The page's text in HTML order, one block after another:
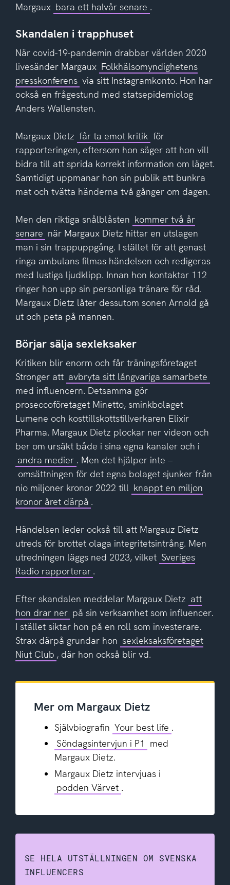
Margaux bara ett halvår senare .
Skandalen i trapphuset
När covid-19-pandemin drabbar världen 2020
livesänder Margaux Folkhälsomyndighetens
presskonferens via sitt Instagramkonto. Hon har
också en frågestund med statsepidemiolog
Anders Wallensten.
Margaux Dietz får ta emot kritik för
rapporteringen, eftersom hon säger att hon vill
bidra till att sprida korrekt information om läget.
Samtidigt uppmanar hon sin publik att bunkra
mat och tvätta händerna två gånger om dagen.
Men den riktiga snålblåsten kommer två år
senare när Margaux Dietz hittar en utslagen
man i sin trappuppgång. I stället för att genast
ringa ambulans filmas händelsen och redigeras
med lustiga ljudklipp. Innan hon kontaktar 112
ringer hon upp sin personliga tränare för råd.
Margaux Dietz låter dessutom sonen Arnold gå
ut och peta på mannen.
Börjar sälja sexleksaker
Kritiken blir enorm och får träningsföretaget
Stronger att avbryta sitt långvariga samarbete
med influencern. Detsamma gör
proseccoföretaget Minetto, sminkbolaget
Lumene och kosttillskottstillverkaren Elixir
Pharma. Margaux Dietz plockar ner videon och
ber om ursäkt både i sina egna kanaler och i
andra medier . Men det hjälper inte –
omsättningen för det egna bolaget sjunker från
nio miljoner kronor 2022 till knappt en miljon
kronor året därpå .
Händelsen leder också till att Margauz Dietz
utreds för brottet olaga integritetsintrång. Men
utredningen läggs ned 2023, vilket Sveriges
Radio rapporterar .
Efter skandalen meddelar Margaux Dietz att
hon drar ner på sin verksamhet som influencer.
I stället siktar hon på en roll som investerare.
Strax därpå grundar hon sexleksaksföretaget
Niut Club , där hon också blir vd.
Mer om Margaux Dietz
Självbiografin Your best life .
Söndagsintervjun i P1
med
Margaux Dietz.
Margaux Dietz intervjuas i
podden Värvet .
SE HELA UTSTÄLLNINGEN OM SVENSKA
INFLUENCERS